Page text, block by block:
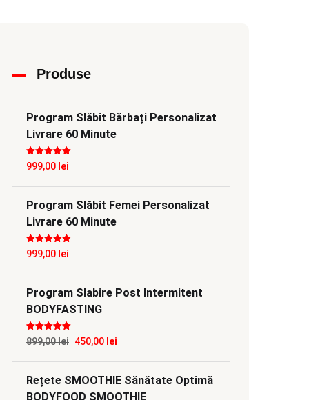
Produse
Program Slăbit Bărbați Personalizat
Livrare 60 Minute
Evaluat la5
din 5
999,00 lei
Program Slăbit Femei Personalizat
Livrare 60 Minute
Evaluat la5
din 5
999,00 lei
Program Slabire Post Intermitent
BODYFASTING
Evaluat la5
din 5
899,00lei Prețul
inițial
a
450,00 lei
curent
este:
Rețete SMOOTHIE Sănătate Optimă
BODYFOOD SMOOTHIE